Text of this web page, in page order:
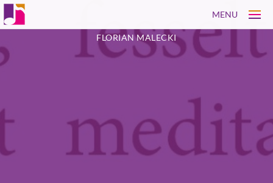
FLORIAN MALECKI
MENU